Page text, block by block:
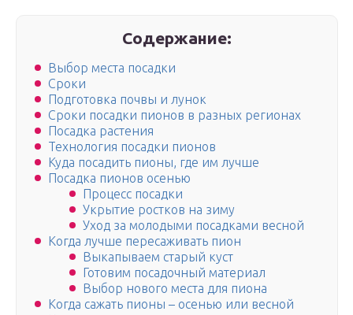
Содержание:
Выбор места посадки
Сроки
Подготовка почвы и лунок
Сроки посадки пионов в разных регионах
Посадка растения
Технология посадки пионов
Куда посадить пионы, где им лучше
Посадка пионов осенью
Процесс посадки
Укрытие ростков на зиму
Уход за молодыми посадками весной
Когда лучше пересаживать пион
Выкапываем старый куст
Готовим посадочный материал
Выбор нового места для пиона
Когда сажать пионы – осенью или весной